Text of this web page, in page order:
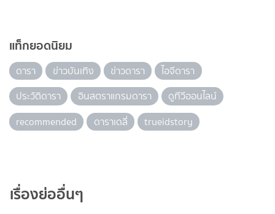
แท็กยอดนิยม
ดารา ข่าวบันเทิง ข่าวดารา
ไอจีดารา
ประวัติดารา
อินสตราแกรมดารา
ดูทีวีออนไลน์
recommended
ดาราเดลี่ trueidstory
เรื่องย่ออื่นๆ